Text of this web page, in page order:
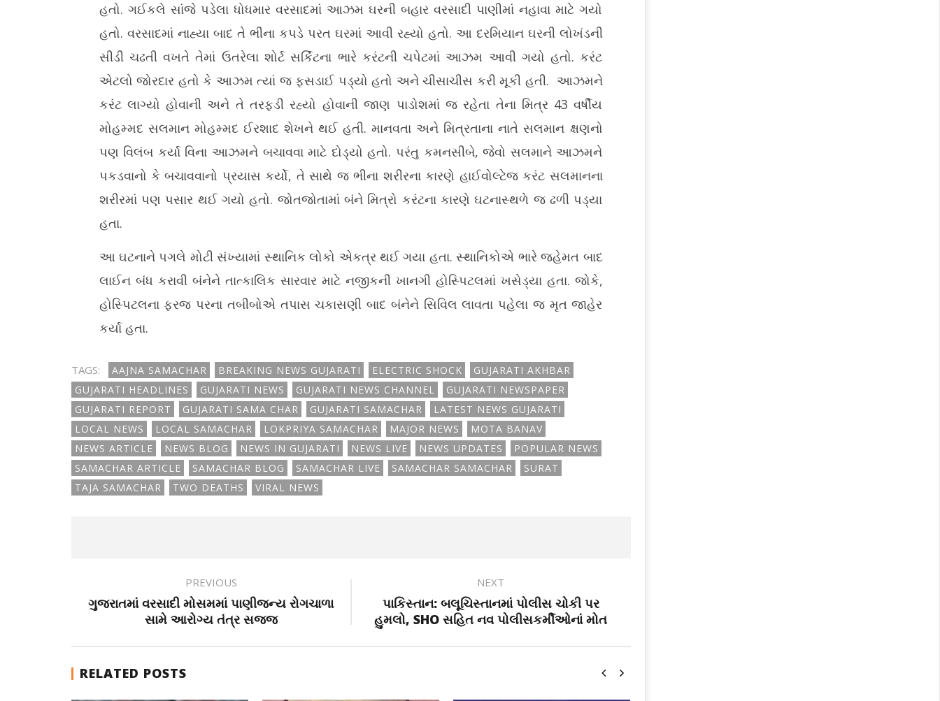
હતો. ગઈકલે સાંજે પડેલા ધોધમાર વરસાદમાં આઝમ ઘરની બહાર વરસાદી પાણીમાં નહાવા માટે ગયો
હતો. વરસાદમાં નાહ્યા બાદ તે ભીના કપડે પરત ઘરમાં આવી રહ્યો હતો. આ દરમિયાન ઘરની લોખંડની
સીડી ચઢતી વખતે તેમાં ઉતરેલા શોર્ટ સર્કિટના ભારે કરંટની ચપેટમાં આઝમ આવી ગયો હતો. કરંટ
એટલો જોરદાર હતો કે આઝમ ત્યાં જ ફસડાઈ પડ્યો હતો અને ચીસાચીસ કરી મૂકી હતી. આઝમને
કરંટ લાગ્યો હોવાની અને તે તરફડી રહ્યો હોવાની જાણ પાડોશમાં જ રહેતા તેના મિત્ર 43 વર્ષીય
મોહમ્મદ સલમાન મોહમ્મદ ઈરશાદ શેખને થઈ હતી. માનવતા અને મિત્રતાના નાતે સલમાન ક્ષણનો
પણ વિલંબ કર્યા વિના આઝમને બચાવવા માટે દોડ્યો હતો. પરંતુ કમનસીબે, જેવો સલમાને આઝમને
પકડવાનો કે બચાવવાનો પ્રયાસ કર્યો, તે સાથે જ ભીના શરીરના કારણે હાઈવોલ્ટેજ કરંટ સલમાનના
શરીરમાં પણ પસાર થઈ ગયો હતો. જોતજોતામાં બંને મિત્રો કરંટના કારણે ઘટનાસ્થળે જ ઢળી પડ્યા
હતા.
આ ઘટનાને પગલે મોટી સંખ્યામાં સ્થાનિક લોકો એકત્ર થઈ ગયા હતા. સ્થાનિકોએ ભારે જહેમત બાદ
લાઈન બંધ કરાવી બંનેને તાત્કાલિક સારવાર માટે નજીકની ખાનગી હોસ્પિટલમાં ખસેડ્યા હતા. જોકે,
હોસ્પિટલના ફરજ પરના તબીબોએ તપાસ ચકાસણી બાદ બંનેને સિવિલ લાવતા પહેલા જ મૃત જાહેર
કર્યા હતા.
TAGS: AAJNA SAMACHAR BREAKING NEWS GUJARATI ELECTRIC SHOCK
GUJARATI AKHBAR
GUJARATI HEADLINES
GUJARATI NEWS GUJARATI NEWS CHANNEL
GUJARATI NEWSPAPER
GUJARATI REPORT
GUJARATI SAMA CHAR GUJARATI SAMACHAR
LATEST NEWS GUJARATI
LOCAL NEWS
LOCAL SAMACHAR LOKPRIYA SAMACHAR MAJOR NEWS
MOTA BANAV
NEWS ARTICLE
NEWS BLOG NEWS IN GUJARATI NEWS LIVE NEWS UPDATES
POPULAR NEWS
SAMACHAR ARTICLE
SAMACHAR BLOG SAMACHAR LIVE SAMACHAR SAMACHAR
SURAT
TAJA SAMACHAR
TWO DEATHS VIRAL NEWS
PREVIOUS
ગુજરાતમાં વરસાદી મોસમમાં પાણીજન્ય રોગચાળા
સામે આરોગ્ય તંત્ર સજ્જ
NEXT
પાકિસ્તાન: બલૂચિસ્તાનમાં પોલીસ ચોકી પર
હુમલો, SHO સહિત નવ પોલીસકર્મીઓનાં મોત
RELATED POSTS